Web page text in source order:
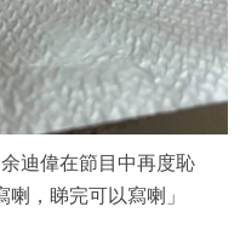
迪偉在節目中再度恥
喇，睇完可以寫喇」